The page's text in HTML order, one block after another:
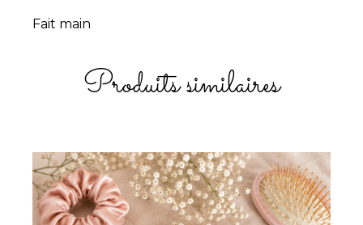
Fait main
Produits similaires